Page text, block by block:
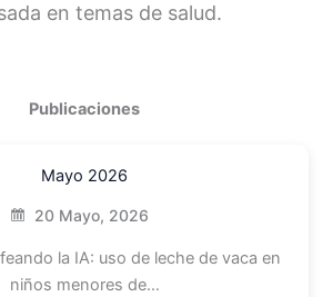
en temas de salud.
Publicaciones
Mayo 2026
20 Mayo, 2026
la IA: uso de leche de vaca en
niños menores de…